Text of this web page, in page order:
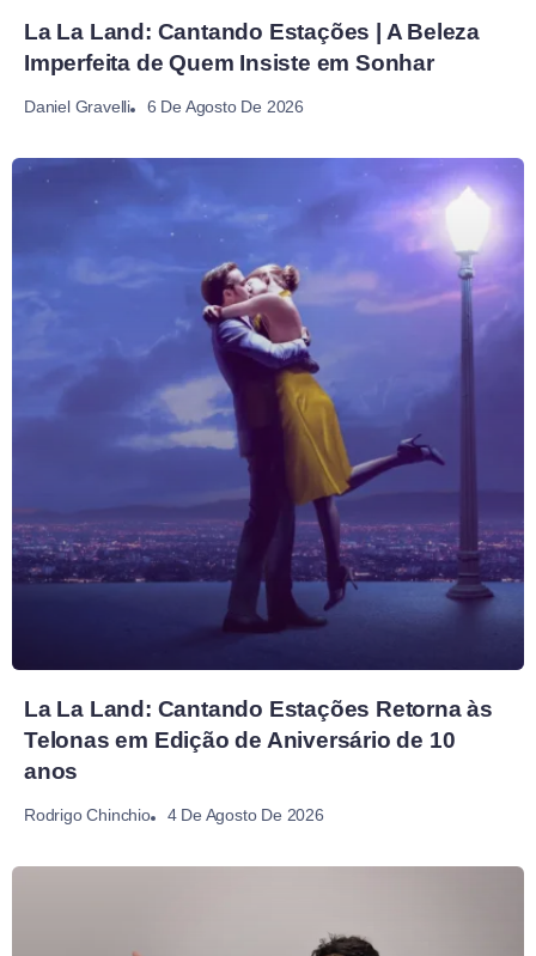
La La Land: Cantando Estações | A Beleza
Imperfeita de Quem Insiste em Sonhar
Daniel Gravelli 6 De Agosto De 2026
La La Land: Cantando Estações Retorna às
Telonas em Edição de Aniversário de 10
anos
Rodrigo Chinchio 4 De Agosto De 2026